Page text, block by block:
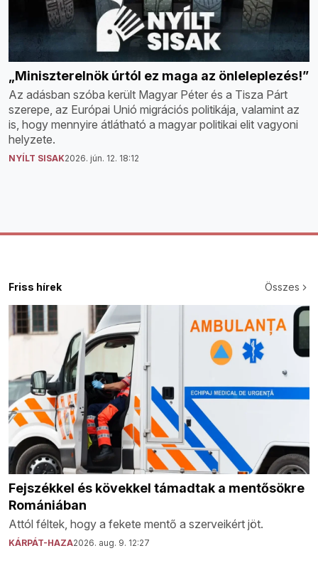
„Miniszterelnök úrtól ez maga az önleleplezés!”
Az adásban szóba került Magyar Péter és a Tisza Párt
szerepe, az Európai Unió migrációs politikája, valamint az
is, hogy mennyire átlátható a magyar politikai elit vagyoni
helyzete.
NYÍLT SISAK2026. jún. 12. 18:12
Friss hírek Összes
Fejszékkel és kövekkel támadtak a mentősökre
Romániában
Attól féltek, hogy a fekete mentő a szerveikért jöt.
KÁRPÁT-HAZA2026. aug. 9. 12:27